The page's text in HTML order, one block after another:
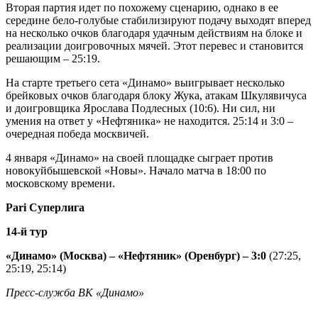
Вторая партия идет по похожему сценарию, однако в ее
середине бело-голубые стабилизируют подачу выходят вперед
на несколько очков благодаря удачным действиям на блоке и
реализации доигровочных мячей. Этот перевес и становится
решающим – 25:19.
На старте третьего сета «Динамо» выигрывает несколько
брейковых очков благодаря блоку Жука, атакам Шкулявичуса
и доигровщика Ярослава Подлесных (10:6). Ни сил, ни
умения на ответ у «Нефтяника» не находится. 25:14 и 3:0 –
очередная победа москвичей.
4 января «Динамо» на своей площадке сыграет против
новокуйбышевской «Новы». Начало матча в 18:00 по
московскому времени.
Pari Cуперлига
14-й тур
«Динамо» (Москва) – «Нефтяник» (Оренбург) – 3:0 (27:25,
25:19, 25:14)
Пресс-служба ВК «Динамо»